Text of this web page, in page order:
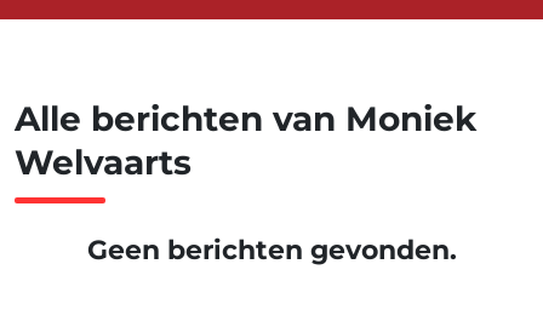
Alle berichten van Moniek
Welvaarts
Geen berichten gevonden.